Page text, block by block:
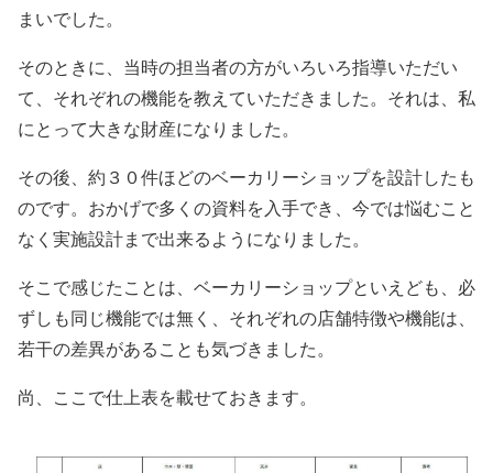
まいでした。
そのときに、当時の担当者の方がいろいろ指導いただい
て、それぞれの機能を教えていただきました。それは、私
にとって大きな財産になりました。
その後、約３０件ほどのベーカリーショップを設計したも
のです。おかげで多くの資料を入手でき、今では悩むこと
なく実施設計まで出来るようになりました。
そこで感じたことは、ベーカリーショップといえども、必
ずしも同じ機能では無く、それぞれの店舗特徴や機能は、
若干の差異があることも気づきました。
尚、ここで仕上表を載せておきます。